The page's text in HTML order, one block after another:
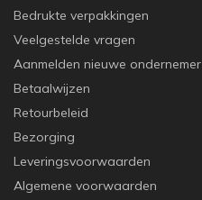
Bedrukte verpakkingen
Veelgestelde vragen
Aanmelden nieuwe ondernemer
Betaalwijzen
Retourbeleid
Bezorging
Leveringsvoorwaarden
Algemene voorwaarden